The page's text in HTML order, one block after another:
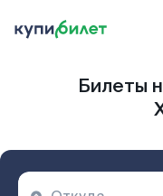
Билеты